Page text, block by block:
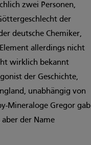
zwei Personen,
der
deutsche Chemiker,
allerdings nicht
wirklich bekannt
der Geschichte,
unabhängig von
Mineraloge Gregor gab
der Name